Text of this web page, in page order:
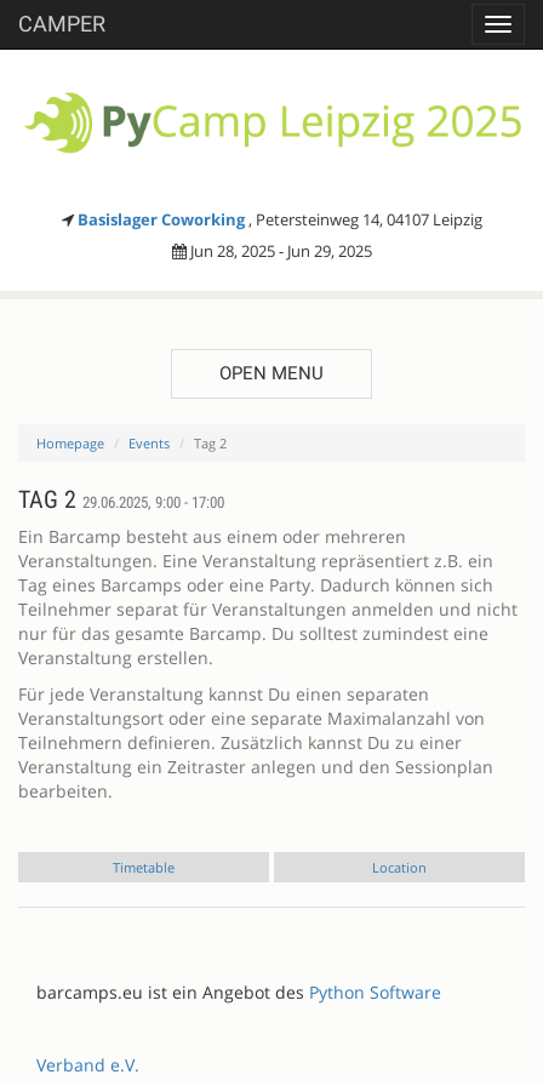
CAMPER
Basislager Coworking , Petersteinweg 14, 04107 Leipzig
Jun 28, 2025 - Jun 29, 2025
OPEN MENU
Homepage Events Tag 2
TAG 2 29.06.2025, 9:00 - 17:00
Ein Barcamp besteht aus einem oder mehreren
Veranstaltungen. Eine Veranstaltung repräsentiert z.B. ein
Tag eines Barcamps oder eine Party. Dadurch können sich
Teilnehmer separat für Veranstaltungen anmelden und nicht
nur für das gesamte Barcamp. Du solltest zumindest eine
Veranstaltung erstellen.
Für jede Veranstaltung kannst Du einen separaten
Veranstaltungsort oder eine separate Maximalanzahl von
Teilnehmern definieren. Zusätzlich kannst Du zu einer
Veranstaltung ein Zeitraster anlegen und den Sessionplan
bearbeiten.
Timetable Location
barcamps.eu ist ein Angebot des Python Software
Verband e.V.